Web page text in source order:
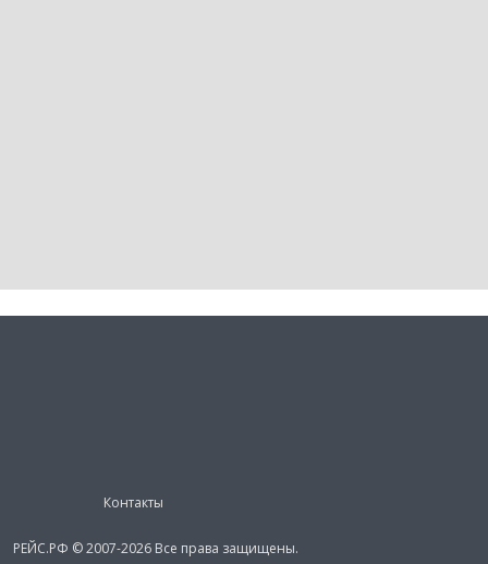
Контакты
РЕЙС.РФ © 2007-2026 Все права защищены.